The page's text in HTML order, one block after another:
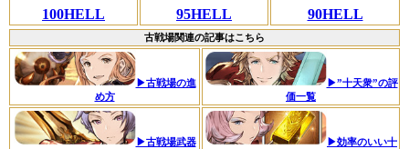
100HELL 95HELL 90HELL
古戦場関連の記事はこちら
▶古戦場の進
め方
▶”十天衆”の評
価一覧
▶古戦場武器
▶効率のいい十